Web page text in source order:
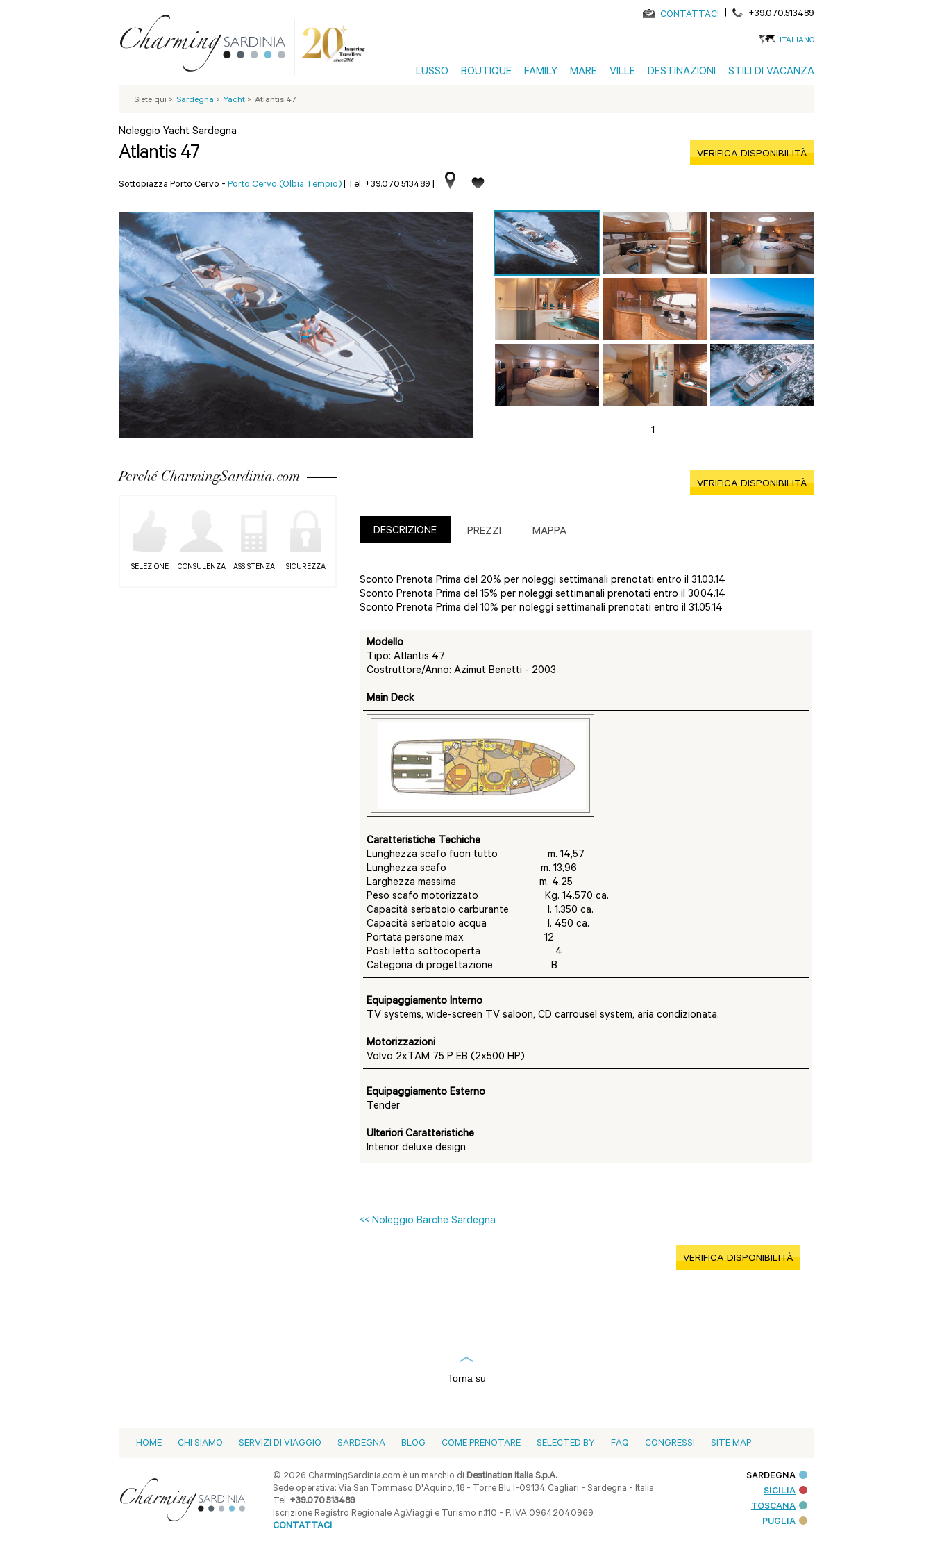
CONTATTACI | +39.070.513489
ITALIANO
LUSSO BOUTIQUE FAMILY MARE VILLE DESTINAZIONI STILI DI VACANZA
Siete qui > Sardegna > Yacht > Atlantis 47
Noleggio Yacht Sardegna
Atlantis 47
Sottopiazza Porto Cervo - Porto Cervo (Olbia Tempio) | Tel. +39.070.513489 |
VERIFICA DISPONIBILITÀ
1
Perché CharmingSardinia.com
SELEZIONE CONSULENZA ASSISTENZA SICUREZZA
VERIFICA DISPONIBILITÀ
DESCRIZIONE PREZZI MAPPA
Sconto Prenota Prima del 20% per noleggi settimanali prenotati entro il 31.03.14
Sconto Prenota Prima del 15% per noleggi settimanali prenotati entro il 30.04.14
Sconto Prenota Prima del 10% per noleggi settimanali prenotati entro il 31.05.14
Modello
Tipo: Atlantis 47
Costruttore/Anno: Azimut Benetti - 2003
Main Deck
Caratteristiche Techiche
Lunghezza scafo fuori tutto m. 14,57
Lunghezza scafo m. 13,96
Larghezza massima m. 4,25
Peso scafo motorizzato Kg. 14.570 ca.
Capacità serbatoio carburante l. 1.350 ca.
Capacità serbatoio acqua l. 450 ca.
Portata persone max 12
Posti letto sottocoperta 4
Categoria di progettazione B
Equipaggiamento Interno
TV systems, wide-screen TV saloon, CD carrousel system, aria condizionata.
Motorizzazioni
Volvo 2xTAM 75 P EB (2x500 HP)
Equipaggiamento Esterno
Tender
Ulteriori Caratteristiche
Interior deluxe design
<< Noleggio Barche Sardegna
VERIFICA DISPONIBILITÀ
Torna su
HOME CHI SIAMO SERVIZI DI VIAGGIO SARDEGNA BLOG COME PRENOTARE SELECTED BY FAQ CONGRESSI SITE MAP
© 2026 CharmingSardinia.com è un marchio diDestination Italia S.p.A.
Sede operativa: Via San Tommaso D'Aquino, 18 - Torre Blu I-09134 Cagliari - Sardegna - Italia
Tel. +39.070.513489
Iscrizione Registro Regionale Ag.Viaggi e Turismo n.110 - P. IVA 09642040969
CONTATTACI
SARDEGNA
SICILIA
TOSCANA
PUGLIA